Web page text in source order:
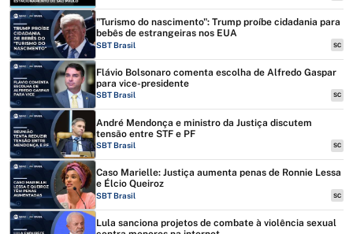
"Turismo do nascimento": Trump proíbe cidadania para
bebês de estrangeiras nos EUA
SBT Brasil SC
Flávio Bolsonaro comenta escolha de Alfredo Gaspar
para vice-presidente
SBT Brasil SC
André Mendonça e ministro da Justiça discutem
tensão entre STF e PF
SBT Brasil SC
Caso Marielle: Justiça aumenta penas de Ronnie Lessa
e Élcio Queiroz
SBT Brasil SC
Lula sanciona projetos de combate à violência sexual